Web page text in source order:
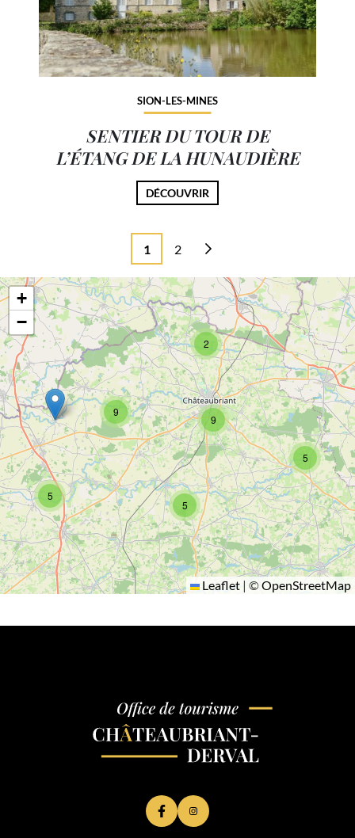
SION-LES-MINES
SENTIER DU TOUR DE
L’ÉTANG DE LA HUNAUDIÈRE
DÉCOUVRIR
1 2
5
9
5
2
5
9
+
−
Leaflet | ©OpenStreetMap
Lien vers le compte Facebook
Lien vers le compte Instagram